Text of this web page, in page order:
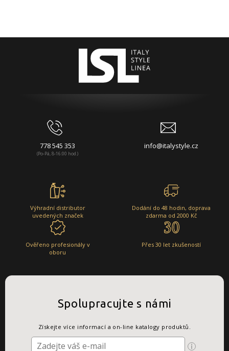
778 545 353
(Po-Pá, 8-16:00 hod.)
info@italystyle.cz
Výhradní distributor
uvedených značek
Dodání do 48 hodin, doprava
zdarma od 2000 Kč
Ověřeno profesionály v
oboru
Přes 30 let zkušeností
Spolupracujte s námi
Získejte více informací a on-line katalogy produktů.